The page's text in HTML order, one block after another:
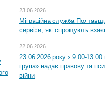
23.06.2026
Міграційна служба
сервіси, які спрощують
22.06.2026
23.06.2026 року з 9:00-13:00
група» надає правову та
війни